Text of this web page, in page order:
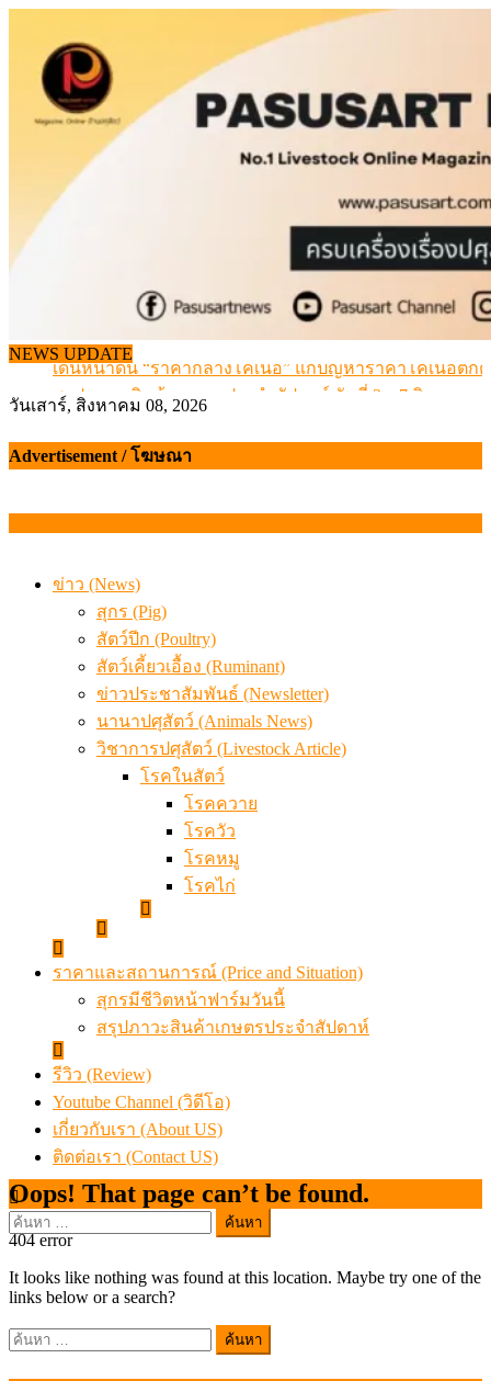
content
NEWS UPDATE
เดินหน้าดัน “ราคากลางโคเนื้อ” แก้ปัญหาราคาโคเนื้อตก
สรุปภาวะ สินค้าเกษตรประจำสัปดาห์ วันที่ 3 – 7 สิงหาคม
เมื่อเกษตรกรถูกมองเป็นผู้ร้ายเบื้องหลังราคาหมูที่สังคมไม่
สุดอั้น! ไข่ไก่หน้าฟาร์มปรับขึ้นอีก 6 บาท/แผง เริ่ม 7 ส.ค.69
ข้อมูลราคา สุกรมีชีวิตหน้าฟาร์ม พระที่ 6 สิงหาคม 2569
สรุปภาวะ สินค้าเกษตรประจำสัปดาห์ วันที่ 3 – 7 สิงหาคม
วันเสาร์, สิงหาคม 08, 2026
Advertisement / โฆษณา
ข่าว (News)
สุกร (Pig)
สัตว์ปีก (Poultry)
สัตว์เคี้ยวเอื้อง (Ruminant)
ข่าวประชาสัมพันธ์ (Newsletter)
นานาปศุสัตว์ (Animals News)
วิชาการปศุสัตว์ (Livestock Article)
โรคในสัตว์
โรคควาย
โรควัว
โรคหมู
โรคไก่
ราคาและสถานการณ์ (Price and Situation)
สุกรมีชีวิตหน้าฟาร์มวันนี้
สรุปภาวะสินค้าเกษตรประจำสัปดาห์
รีวิว (Review)
Youtube Channel (วิดีโอ)
เกี่ยวกับเรา (About US)
ติดต่อเรา (Contact US)
ค้นหา
สำหรับ:
Oops! That page can’t be found.
404error
It looks like nothing was found at this location. Maybe try one of the
links below or a search?
ค้นหา